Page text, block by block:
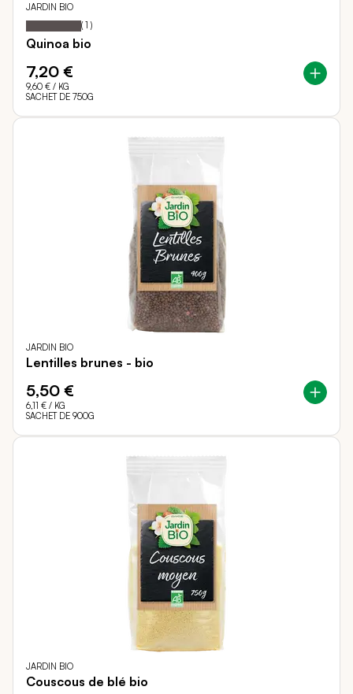
JARDIN BIO
Notation: 100
% of
( 1 )
Quinoa bio
7,20 €
9,60 € / KG
SACHET DE 750G
JARDIN BIO
Lentilles brunes - bio
5,50 €
6,11 € / KG
SACHET DE 900G
JARDIN BIO
Couscous de blé bio